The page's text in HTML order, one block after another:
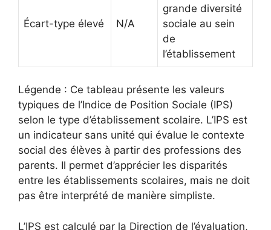
Écart-type élevé N/A
grande diversité
sociale au sein
de
l’établissement
Légende : Ce tableau présente les valeurs
typiques de l’Indice de Position Sociale (IPS)
selon le type d’établissement scolaire. L’IPS est
un indicateur sans unité qui évalue le contexte
social des élèves à partir des professions des
parents. Il permet d’apprécier les disparités
entre les établissements scolaires, mais ne doit
pas être interprété de manière simpliste.
L’IPS est calculé par la Direction de l’évaluation,